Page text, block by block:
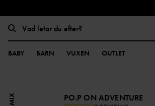
BABY BARN VUXEN OUTLET
PO.P ON ADVENTURE